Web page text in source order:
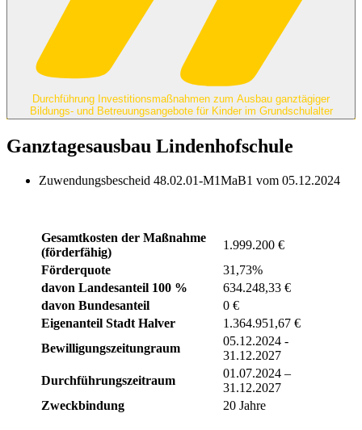
Durchführung Investitionsmaßnahmen zum Ausbau ganztägiger
Bildungs- und Betreuungsangebote für Kinder im Grundschulalter
Ganztagesausbau Lindenhofschule
Zuwendungsbescheid 48.02.01-M1MaB1 vom 05.12.2024
Gesamtkosten der Maßnahme
(förderfähig)
1.999.200 €
Förderquote
31,73%
davon Landesanteil 100 %
634.248,33 €
davon Bundesanteil
0 €
Eigenanteil Stadt Halver
1.364.951,67 €
Bewilligungszeitungraum
05.12.2024 -
31.12.2027
Durchführungszeitraum
01.07.2024 –
31.12.2027
Zweckbindung
20 Jahre